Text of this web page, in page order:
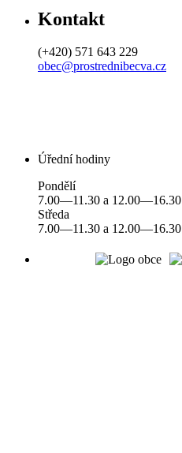
Kontakt
(+420) 571 643 229
obec@prostrednibecva.cz
Úřední hodiny
Pondělí
7.00—11.30 a 12.00—16.30
Středa
7.00—11.30 a 12.00—16.30